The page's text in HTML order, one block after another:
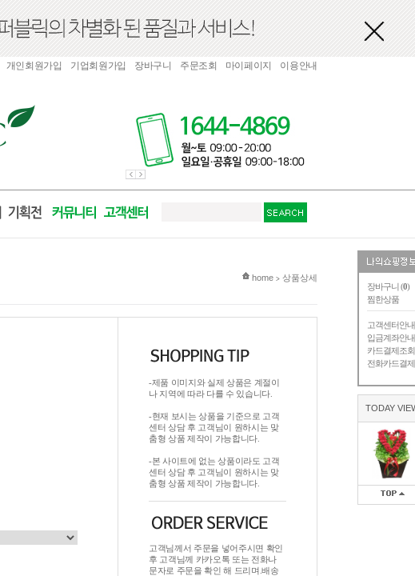
장바구니 (0)
찜한상품
고객센터안내
입금계좌안내
카드결제조회
전화카드결제
TODAY
개인회원가입 기업회원가입 장바구니 주문조회 마이페이지 이용안내
현재 위치
home > 상품상세
-제품 이미지와 실제 상품은 계절이
나 지역에 따라 다를 수 있습니다.
-현재 보시는 상품을 기준으로 고객
센터 상담 후 고객님이 원하시는 맞
춤형 상품 제작이 가능합니다.
-본 사이트에 없는 상품이라도 고객
센터 상담 후 고객님이 원하시는 맞
춤형 상품 제작이 가능합니다.
고객님께서 주문을 넣어주시면 확인
후 고객님께 카카오톡 또는 전화나
문자로 주문을 확인 해 드리며.배송